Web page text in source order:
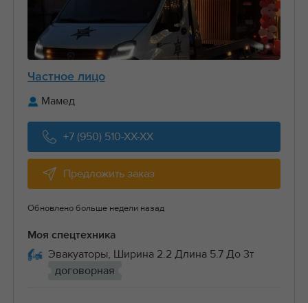
Частное лицо
Мамед
+7 (950) 510-XX-XX
Предложить заказ
Обновлено больше недели назад
Моя спецтехника
Эвакуаторы, Ширина 2.2 Длина 5.7 До 3т
договорная